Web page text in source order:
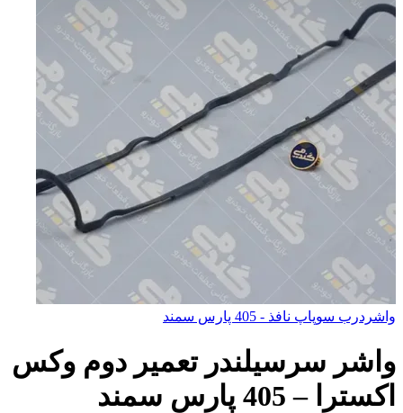
واشردرب سوپاپ نافذ - 405 پارس سمند
واشر سرسيلندر تعمير دوم وكس
اكسترا – 405 پارس سمند